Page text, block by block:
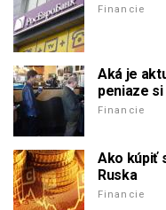
Financie
Aká je
peniaze
Financie
Ako kúpiť
Ruska
Financie